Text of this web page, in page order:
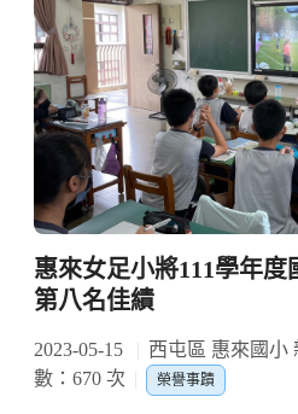
惠來女足小將111學年度
第八名佳績
2023-05-15 西屯區 惠來國小
數：670 次
榮譽事蹟